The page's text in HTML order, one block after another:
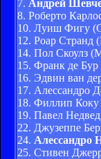
7. Андрей
8. Роберто
10. Луиш Фигу
12. Роар Странд
14. Пол Скоулз
15. Франк де Бур
16. Эдвин ван
17. Алессандро
18. Филлип Коку
19. Павел
22. Джузеппе
24. Алессандро
25. Стивен